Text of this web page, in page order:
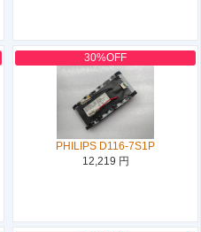
30%OFF
PHILIPS D116-7S1P
12,219 円